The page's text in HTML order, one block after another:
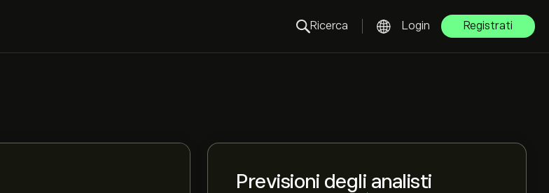
Ricerca Login Registrati
Previsioni degli analisti